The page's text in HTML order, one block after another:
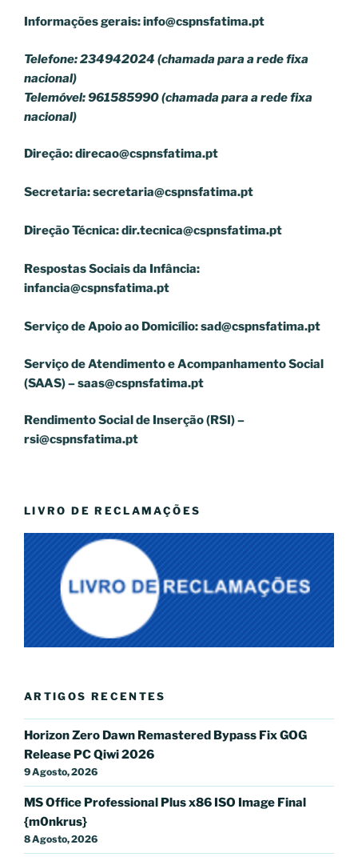
Informações gerais:info@cspnsfatima.pt
Telefone: 234942024 (chamada para a rede fixa
nacional)
Telemóvel: 961585990 (chamada para a rede fixa
nacional)
Direção:direcao@cspnsfatima.pt
Secretaria:secretaria@cspnsfatima.pt
Direção Técnica:dir.tecnica@cspnsfatima.pt
Respostas Sociais da Infância:
infancia@cspnsfatima.pt
Serviço de Apoio ao Domicílio:sad@cspnsfatima.pt
Serviço de Atendimento e Acompanhamento Social
(SAAS) –saas@cspnsfatima.pt
Rendimento Social de Inserção (RSI) –
rsi@cspnsfatima.pt
LIVRO DE RECLAMAÇÕES
ARTIGOS RECENTES
Horizon Zero Dawn Remastered Bypass Fix GOG
Release PC Qiwi 2026
9 Agosto, 2026
MS Office Professional Plus x86 ISO Image Final
{m0nkrus}
8 Agosto, 2026